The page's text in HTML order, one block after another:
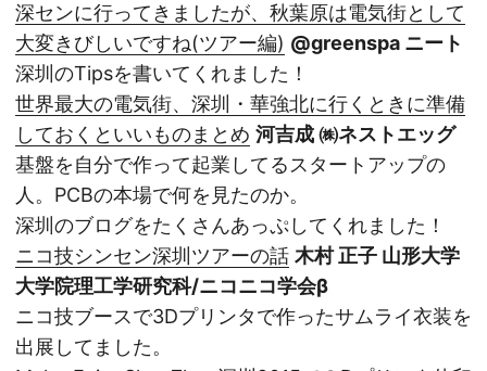
深センに行ってきましたが、秋葉原は電気街として
大変きびしいですね(ツアー編) @greenspa ニート
深圳のTipsを書いてくれました！
世界最大の電気街、深圳・華強北に行くときに準備
しておくといいものまとめ 河吉成 ㈱ネストエッグ
基盤を自分で作って起業してるスタートアップの
人。PCBの本場で何を見たのか。
深圳のブログをたくさんあっぷしてくれました！
ニコ技シンセン深圳ツアーの話 木村 正子 山形大学
大学院理工学研究科/ニコニコ学会β
ニコ技ブースで3Dプリンタで作ったサムライ衣装を
出展してました。